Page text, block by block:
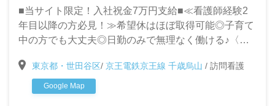
■当サイト限定！入社祝金7万円支給■≪看護師経験2
年目以降の方必見！≫希望休はほぼ取得可能◎子育て
中の方でも大丈夫◎日勤のみで無理なく働ける♪〈賞
東京都・世田谷区/ 京王電鉄京王線 千歳烏山 / 訪問看護
Google Map